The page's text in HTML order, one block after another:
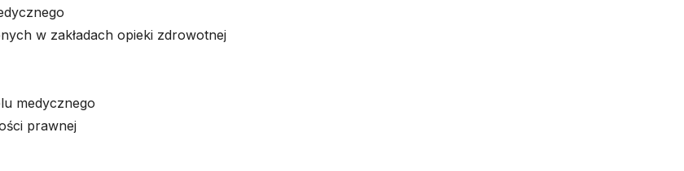
w zakładach opieki zdrowotnej
medycznego
prawnej